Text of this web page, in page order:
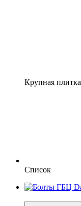
Крупная плитка
Список